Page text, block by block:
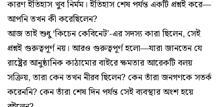
কারণ ইতিহাস খুব নির্মম। ইতিহাস শেষ পর্যন্ত একটি প্রশ্নই করে—
আপনি তখন কী করেছিলেন?
আজ তাই শুধু ‘কিচেন কেবিনেট’-এর সদস্য কারা ছিলেন, সেই
প্রশ্নই গুরুত্বপূর্ণ নয়। আরও গুরুত্বপূর্ণ হলো—যারা জানতেন যে
রাষ্ট্রের আনুষ্ঠানিক কাঠামোর বাইরে ক্ষমতার আরেকটি বলয়
সক্রিয়, তারা কেন তখন নীরব ছিলেন? কেন তাঁরা জনগণকে সতর্ক
করেননি? কেন তাঁরা শেষ দিন পর্যন্ত সেই ব্যবস্থার অংশ হয়ে